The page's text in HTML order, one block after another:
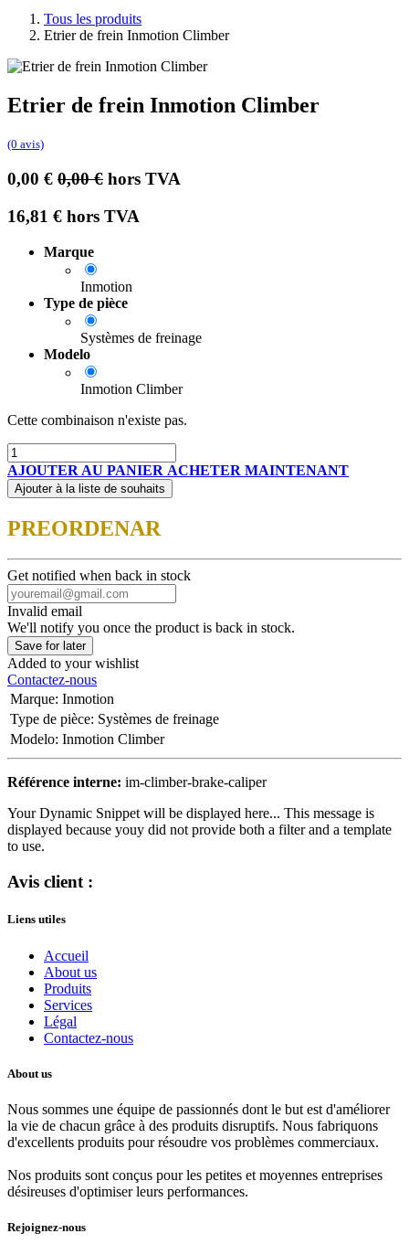
Tous les produits
Etrier de frein Inmotion Climber
Etrier de frein Inmotion Climber
(0 avis)
0,00 € 0,00€ hors TVA
16,81 € hors TVA
Marque
Inmotion
Type de pièce
Systèmes de freinage
Modelo
Inmotion Climber
Cette combinaison n'existe pas.
AJOUTER AU PANIER ACHETER MAINTENANT
Ajouter à la liste de souhaits
PREORDENAR
Get notified when back in stock
Invalid email
We'll notify you once the product is back in stock.
Save for later
Added to your wishlist
Contactez-nous
Marque: Inmotion
Type de pièce: Systèmes de freinage
Modelo: Inmotion Climber
Référence interne: im-climber-brake-caliper
Your Dynamic Snippet will be displayed here... This message is
displayed because youy did not provide both a filter and a template
to use.
Avis client :
Liens utiles
Accueil
About us
Produits
Services
Légal
Contactez-nous
About us
Nous sommes une équipe de passionnés dont le but est d'améliorer
la vie de chacun grâce à des produits disruptifs. Nous fabriquons
d'excellents produits pour résoudre vos problèmes commerciaux.
Nos produits sont conçus pour les petites et moyennes entreprises
désireuses d'optimiser leurs performances.
Rejoignez-nous